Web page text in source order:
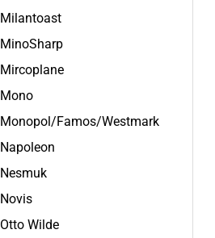
Milantoast
MinoSharp
Mircoplane
Mono
Monopol/Famos/Westmark
Napoleon
Nesmuk
Novis
Otto Wilde